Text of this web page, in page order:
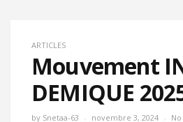
ARTICLES
Mouvement
DEMIQUE
by Snetaa-63 novembre 3, 2024